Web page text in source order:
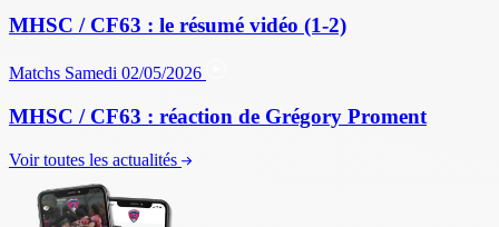
MHSC / CF63 : le résumé vidéo (1-2)
Matchs Samedi 02/05/2026
MHSC / CF63 : réaction de Grégory Proment
Voir toutes les actualités